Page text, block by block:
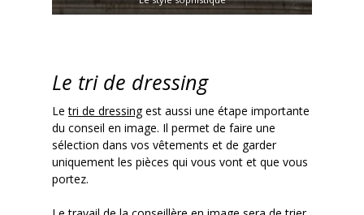
Le tri de dressing
Letri de dressingest aussi une étape importante
du conseil en image. Il permet de faire une
sélection dans vos vêtements et de garder
uniquement les pièces qui vous vont et que vous
portez.